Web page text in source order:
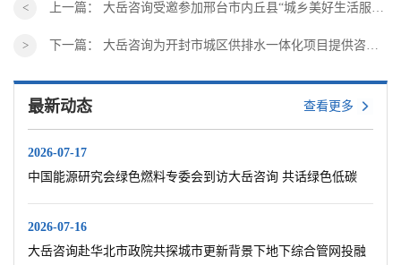
上一篇： 大岳咨询受邀参加邢台市内丘县“城乡美好生活服务商”战略对接交流会
下一篇： 大岳咨询为开封市城区供排水一体化项目提供咨询服务
最新动态 查看更多
2026-07-17
中国能源研究会绿色燃料专委会到访大岳咨询 共话绿色低碳
2026-07-16
大岳咨询赴华北市政院共探城市更新背景下地下综合管网投融